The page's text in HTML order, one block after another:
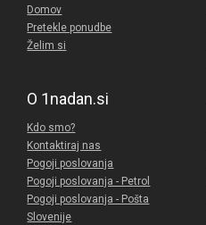
Domov
Pretekle ponudbe
Želim si
O 1nadan.si
Kdo smo?
Kontaktiraj nas
Pogoji poslovanja
Pogoji poslovanja - Petrol
Pogoji poslovanja - Pošta
Slovenije